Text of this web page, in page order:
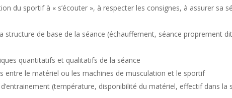
du sportif à « s’écouter », à respecter les consignes, à assurer sa
structure de base de la séance (échauffement, séance proprement
quantitatifs et qualitatifs de la séance
entre le matériel ou les machines de musculation et le sportif
(température, disponibilité du matériel, effectif dans la